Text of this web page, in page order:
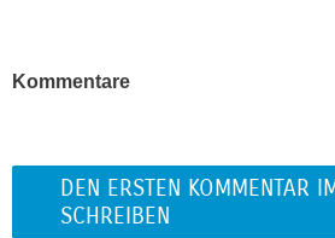
Kommentare
DEN ERSTEN KOMMENTAR
SCHREIBEN